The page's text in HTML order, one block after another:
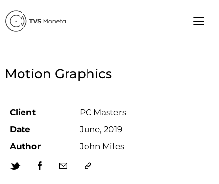
Motion Graphics
Client
PC Masters
Date
June, 2019
Author
John Miles